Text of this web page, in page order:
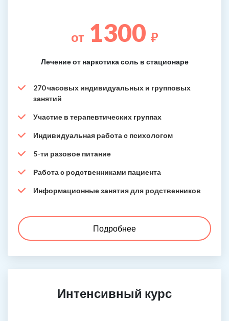
от 1300 ₽
Лечение от наркотика соль в стационаре
270 часовых индивидуальных и групповых
занятий
Участие в терапевтических группах
Индивидуальная работа с психологом
5-ти разовое питание
Работа с родственниками пациента
Информационные занятия для родственников
Подробнее
Интенсивный курс